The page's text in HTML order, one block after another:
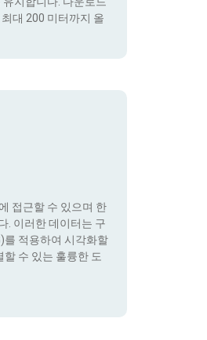
대 200 미터까지 올
접근할 수 있으며 한
. 이러한 데이터는 구
를 적용하여 시각화할
수 있는 훌륭한 도